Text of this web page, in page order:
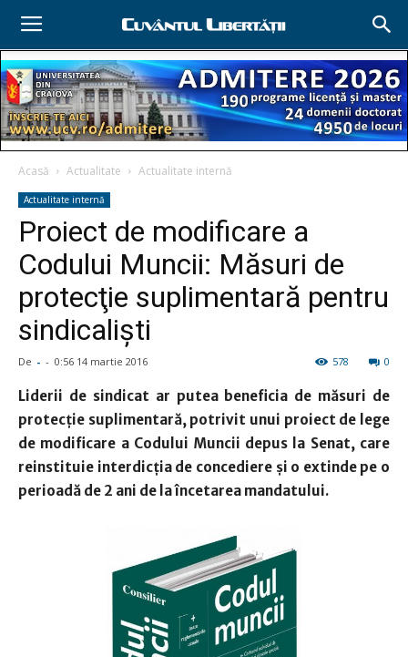
Acasă Actualitate Actualitate internă
Actualitate internă
Proiect de modificare a
Codului Muncii: Măsuri de
protecţie suplimentară pentru
sindicalişti
De - - 0:56 14 martie 2016 0
578
Liderii de sindicat ar putea beneficia de măsuri de
protecţie suplimentară, potrivit unui proiect de lege
de modificare a Codului Muncii depus la Senat, care
reinstituie interdicţia de concediere şi o extinde pe o
perioadă de 2 ani de la încetarea mandatului.